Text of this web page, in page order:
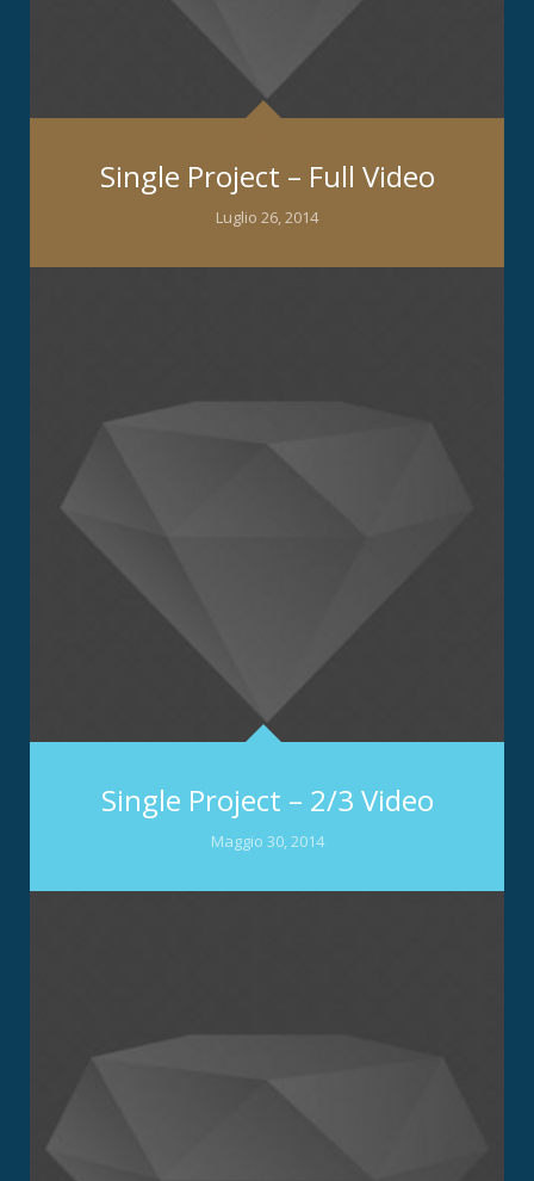
Single Project – Full Video
Luglio 26, 2014
Single Project – 2/3 Video
Maggio 30, 2014